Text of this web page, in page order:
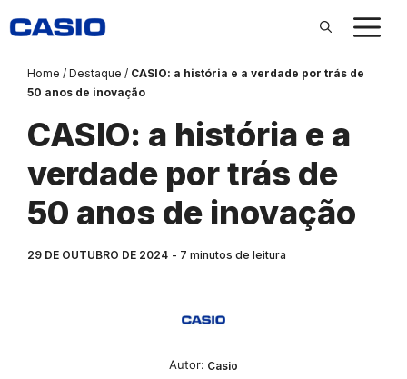
para
conteúdo
Home / Destaque / CASIO: a história e a verdade por trás de
50 anos de inovação
CASIO: a história e a
verdade por trás de
50 anos de inovação
29 DE OUTUBRO DE 2024 7 minutos de leitura
Autor:‎‎‎‎‎‎‎‎‎ Casio